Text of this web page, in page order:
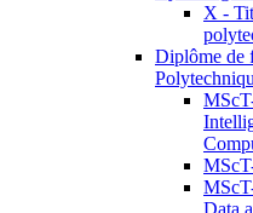
X -
Diplôme de
Data